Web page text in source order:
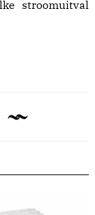
stroomuitval